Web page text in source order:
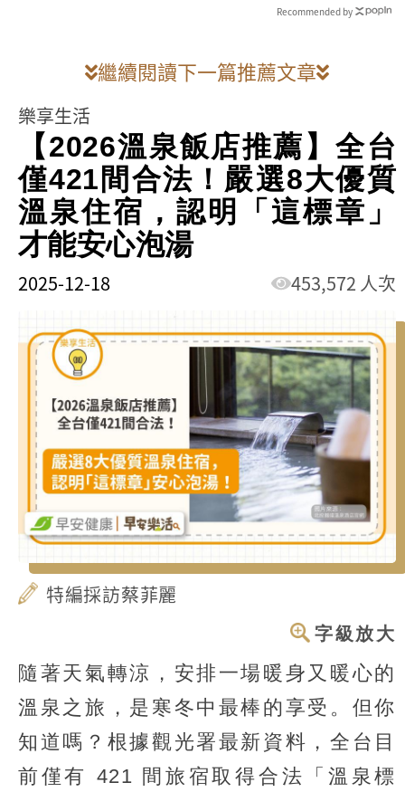
Recommended by
繼續閱讀下一篇推薦文章
樂享生活
【2026溫泉飯店推薦】全台
僅421間合法！嚴選8大優質
溫泉住宿，認明「這標章」
才能安心泡湯
2025-12-18 453,572 人次
特編採訪蔡菲麗
字級放大
隨著天氣轉涼，安排一場暖身又暖心的
溫泉之旅，是寒冬中最棒的享受。但你
知道嗎？根據觀光署最新資料，全台目
前僅有 421 間旅宿取得合法「溫泉標